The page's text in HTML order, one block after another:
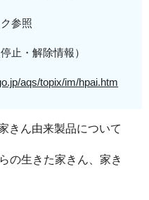
参照
止・解除情報）
aqs/topix/im/hpai.htm
きん由来製品について
の生きた家きん、家き